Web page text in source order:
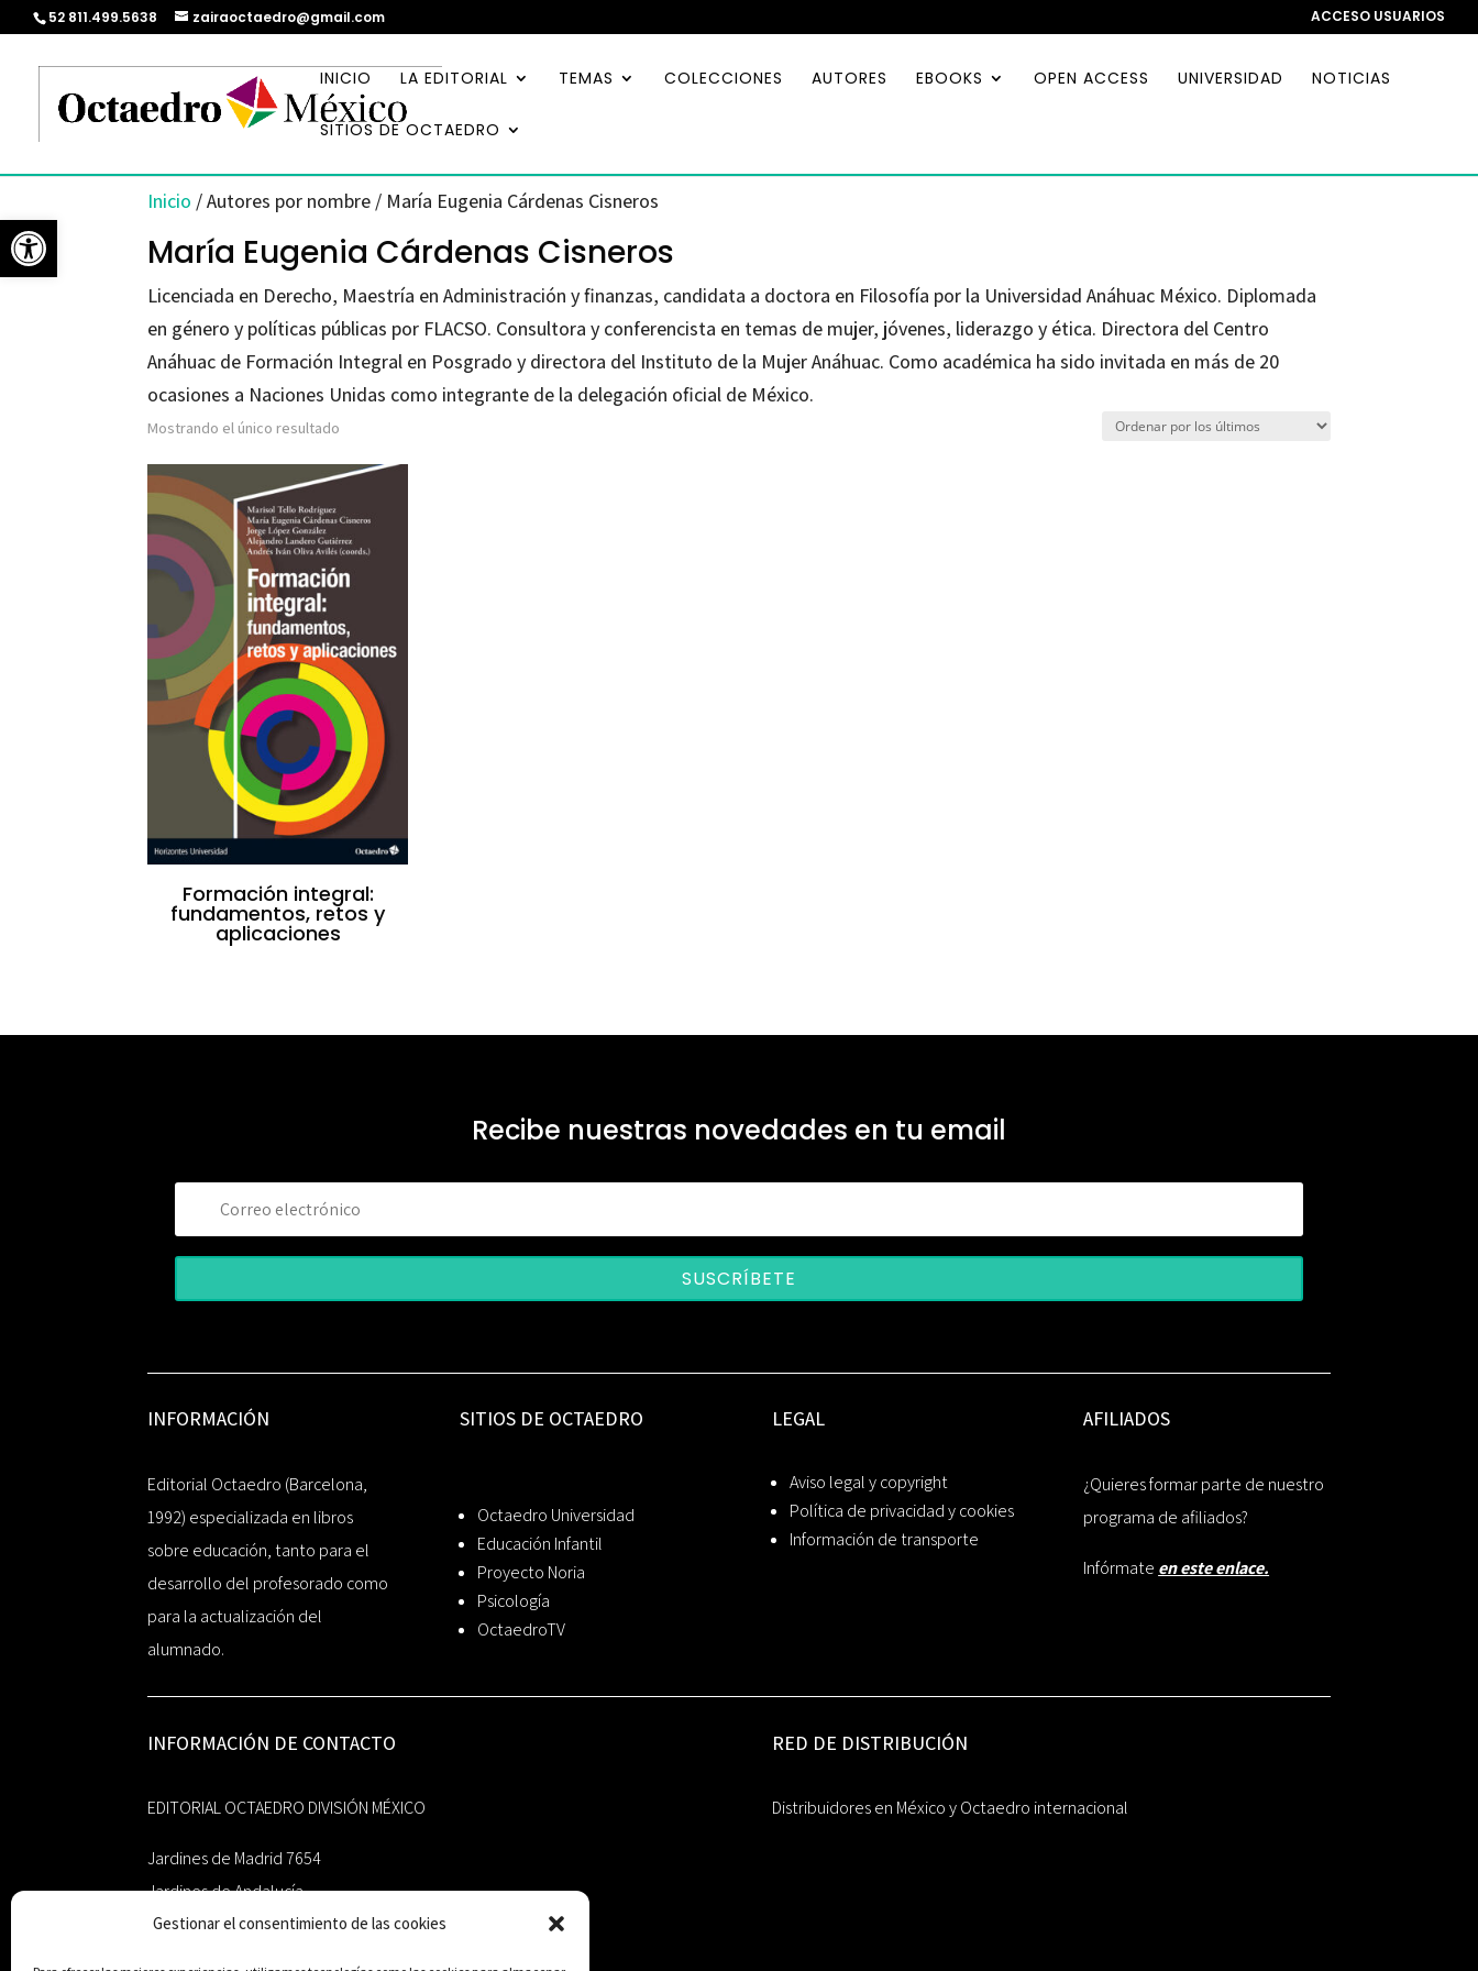
Abrir barra de herramientas
Gestionar el consentimiento de las cookies
52 811.499.5638 zairaoctaedro@gmail.com ACCESO USUARIOS
INICIO LA EDITORIAL TEMAS COLECCIONES AUTORES EBOOKS OPEN ACCESS UNIVERSIDAD NOTICIAS
SITIOS DE OCTAEDRO
Inicio / Autores por nombre / María Eugenia Cárdenas Cisneros
María Eugenia Cárdenas Cisneros
Licenciada en Derecho, Maestría en Administración y finanzas, candidata a doctora en Filosofía por la Universidad Anáhuac México. Diplomada
en género y políticas públicas por FLACSO. Consultora y conferencista en temas de mujer, jóvenes, liderazgo y ética. Directora del Centro
Anáhuac de Formación Integral en Posgrado y directora del Instituto de la Mujer Anáhuac. Como académica ha sido invitada en más de 20
ocasiones a Naciones Unidas como integrante de la delegación oficial de México.
Mostrando el único resultado
Formación integral:
fundamentos, retos y
aplicaciones
Recibe nuestras novedades en tu email
SUSCRÍBETE
INFORMACIÓN
Editorial Octaedro (Barcelona,
1992) especializada en libros
sobre educación, tanto para el
desarrollo del profesorado como
para la actualización del
alumnado.
SITIOS DE OCTAEDRO
Octaedro Universidad
Educación Infantil
Proyecto Noria
Psicología
OctaedroTV
LEGAL
Aviso legal y copyright
Política de privacidad y cookies
Información de transporte
AFILIADOS
¿Quieres formar parte de nuestro
programa de afiliados?
Infórmate en este enlace.
INFORMACIÓN DE CONTACTO
EDITORIAL OCTAEDRO DIVISIÓN MÉXICO
Jardines de Madrid 7654
Jardines de Andalucía
Guadalupe, Nuevo León
RED DE DISTRIBUCIÓN
Distribuidores en México y Octaedro internacional